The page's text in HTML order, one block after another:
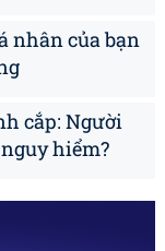
nhân của bạn
cắp: Người
hiểm?